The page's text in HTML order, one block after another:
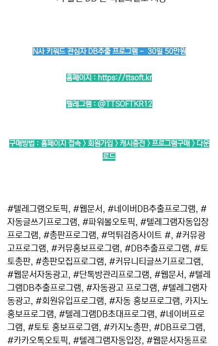
N사 키워드 관심자 DB추출 프로그램 - 30일 50만원
홈페이지 : https://ttsoft.kr
텔레그램 : @TTSOFTKR12
구매방법 : 홈페이지 접속 > 회원가입 > 캐시충전 > 프로그램구매 > 다운
로드
#텔레그램오토픽, #웹문서, #네이버DB추출프로그램, #
자동글쓰기프로그램, #파워볼오토픽, #텔레그램자동입장
프로그램, #총판프로그램, #먹튀검증사이트 #, #커뮤광
고프로그램, #커뮤홍보프로그램, #DB추출프로그램, #토
토총판, #총판모집프로그램, #커뮤니티글쓰기프로그램,
#웹문서자동광고, #단톡방관리프로그램, #웹문서, #텔레
그램DB추출프로그램, #자동광고 프로그램, #텔레그램자
동광고, #회원유입프로그램, #자동 홍보프로그램, 카지노
홍보프로그램, #텔레그램DB초대프로그램, #네이버프로
그램, #토토 홍보프로그램, #카지노총판, #DB프로그램,
#카카오톡오토픽, #텔레그램자동입장, #웹문서자동프로